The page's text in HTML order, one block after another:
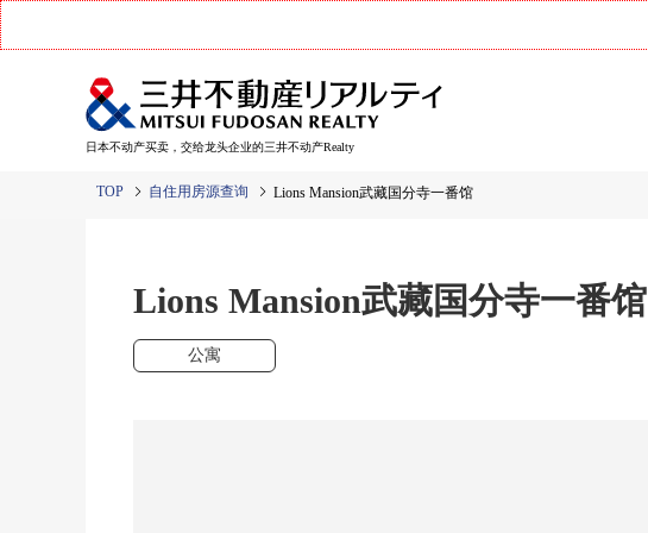
日本不动产买卖，交给龙头企业的三井不动产Realty
TOP 自住用房源查询 Lions Mansion武藏国分寺一番馆
Lions Mansion武藏国分寺一番馆
公寓